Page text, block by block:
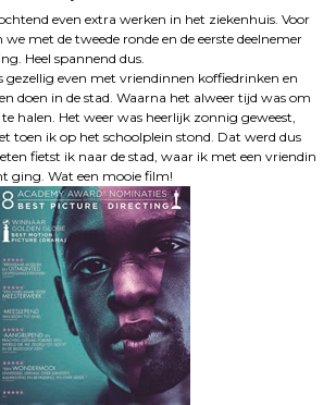
even extra werken in het ziekenhuis. Voor
met de tweede ronde en de eerste deelnemer
Heel spannend dus.
gezellig even met vriendinnen koffiedrinken en
doen in de stad. Waarna het alweer tijd was om
halen. Het weer was heerlijk zonnig geweest,
toen ik op het schoolplein stond. Dat werd dus
fietst ik naar de stad, waar ik met een vriendin
ging. Wat een mooie film!